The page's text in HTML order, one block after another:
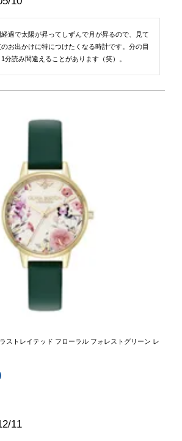
過で太陽が昇ってしずんで月が昇るので、見て
お出かけに特につけたくなる時計です。分の目
分読み間違えることがあります（笑）。
ストレイテッド フローラル フォレストグリーン レ
11